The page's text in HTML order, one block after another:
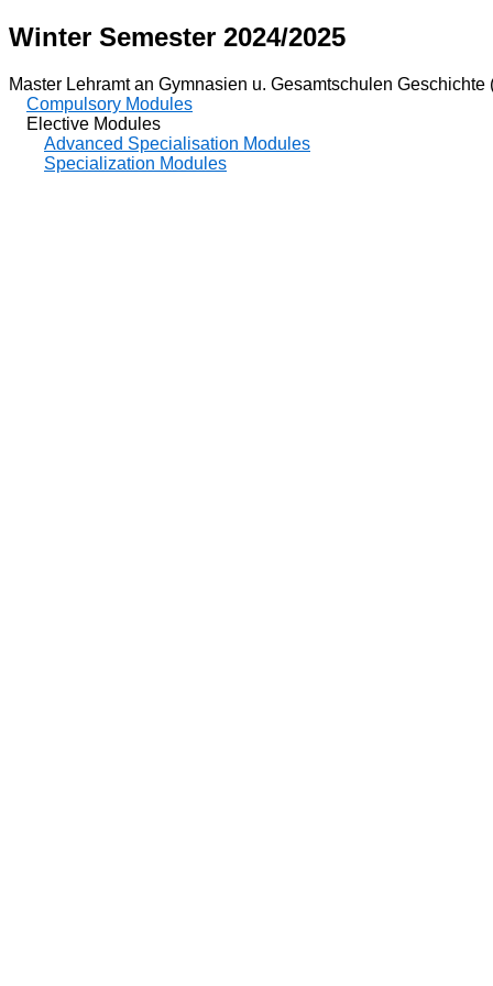
Winter Semester 2024/2025
Master Lehramt an Gymnasien u. Gesamtschulen Geschichte
Compulsory Modules
Elective Modules
Advanced Specialisation Modules
Specialization Modules